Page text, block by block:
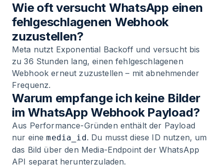
Wie oft versucht WhatsApp einen
fehlgeschlagenen Webhook
zuzustellen?
Meta nutzt Exponential Backoff und versucht bis
zu 36 Stunden lang, einen fehlgeschlagenen
Webhook erneut zuzustellen – mit abnehmender
Frequenz.
Warum empfange ich keine Bilder
im WhatsApp Webhook Payload?
Aus Performance-Gründen enthält der Payload
nur einemedia_id. Du musst diese ID nutzen, um
das Bild über den Media-Endpoint der WhatsApp
API separat herunterzuladen.